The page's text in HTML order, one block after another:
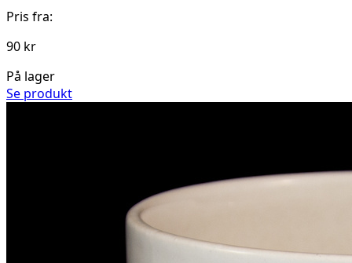
Pris fra:
90 kr
På lager
Se produkt